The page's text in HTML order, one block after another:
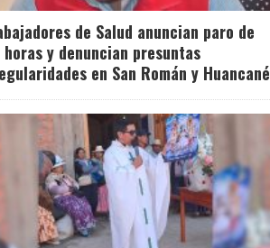
de Salud anuncian paro de
y denuncian presuntas
en San Román y Huancané